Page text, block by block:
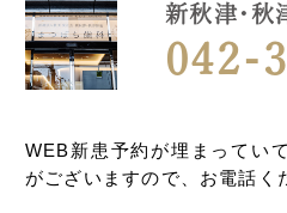
新秋津・
042-
WEB新患予約が埋まってい
がございますので、お電話く